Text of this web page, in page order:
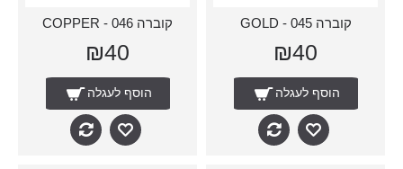
קוברה 045 - GOLD
₪40
הוסף לעגלה
קוברה 046 - COPPER
₪40
הוסף לעגלה